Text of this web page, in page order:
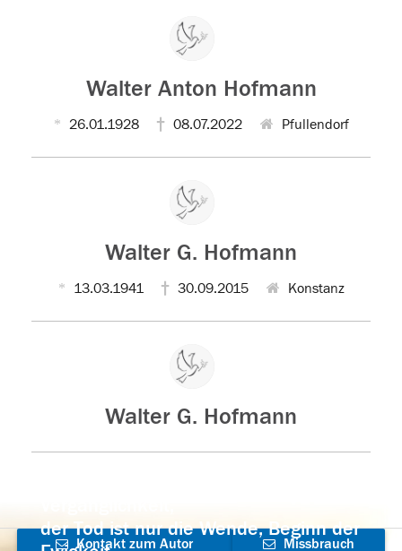
Walter Anton Hofmann
26.01.1928 08.07.2022 Pfullendorf
Walter G. Hofmann
13.03.1941 30.09.2015 Konstanz
Walter G. Hofmann
der Tod ist nur die Wende, Beginn der
Kontakt zum Autor Missbrauch